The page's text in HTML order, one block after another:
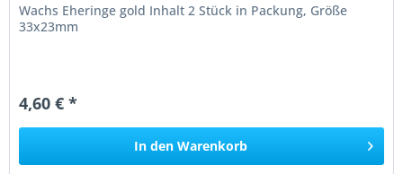
Wachs Eheringe gold Inhalt 2 Stück in Packung, Größe
33x23mm
4,60 € *
In den Warenkorb